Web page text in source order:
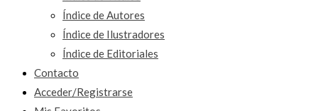
Índice de Autores
Índice de Ilustradores
Índice de Editoriales
Contacto
Acceder/Registrarse